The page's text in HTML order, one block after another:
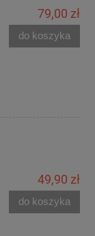
79,00 zł
do koszyka
49,90 zł
do koszyka